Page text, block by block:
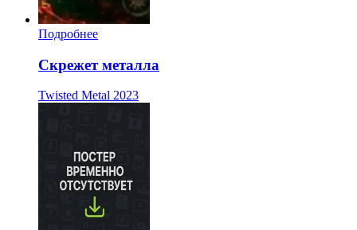
Подробнее
Скрежет металла
Twisted Metal 2023